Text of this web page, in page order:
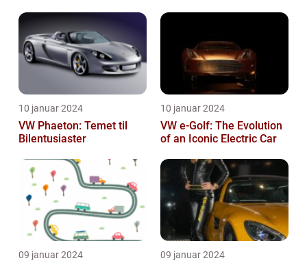
10 januar 2024
VW Phaeton: Temet til
Bilentusiaster
10 januar 2024
VW e-Golf: The Evolution
of an Iconic Electric Car
09 januar 2024 09 januar 2024